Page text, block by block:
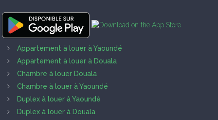
Appartement à louer à Yaoundé
Appartement à louer à Douala
Chambre à louer Douala
Chambre à louer à Yaoundé
Duplex à louer à Yaoundé
Duplex à louer à Douala